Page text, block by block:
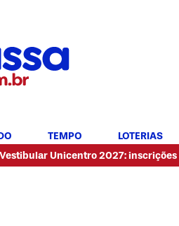
TEMPO LOTERIAS
2027: inscrições abertas